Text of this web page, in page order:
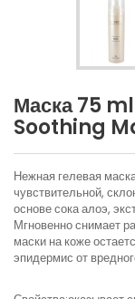
Маска 75
Soothing
Нежная гелевая
чувствительной,
основе сока алоэ,
Мгновенно снимает
маски на коже
эпидермис от